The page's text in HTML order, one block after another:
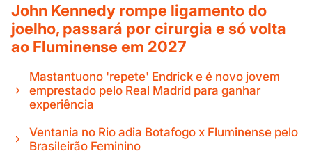
John Kennedy rompe ligamento do
joelho, passará por cirurgia e só volta
ao Fluminense em 2027
Mastantuono 'repete' Endrick e é novo jovem
emprestado pelo Real Madrid para ganhar
experiência
Ventania no Rio adia Botafogo x Fluminense pelo
Brasileirão Feminino